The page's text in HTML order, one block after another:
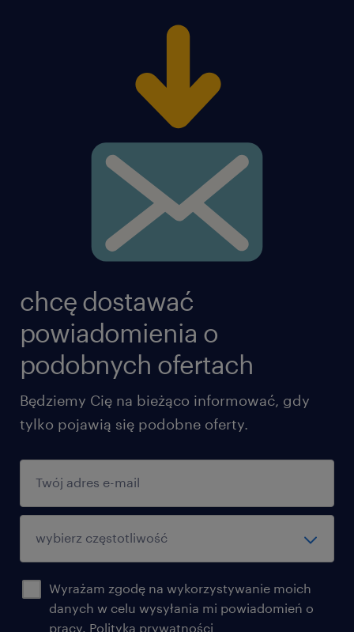
chcę dostawać
powiadomienia o
podobnych ofertach
Będziemy Cię na bieżąco informować, gdy
tylko pojawią się podobne oferty.
Wyrażam zgodę na wykorzystywanie moich
danych w celu wysyłania mi powiadomień o
pracy. Polityka prywatności